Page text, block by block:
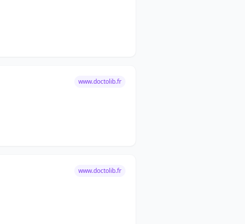
www.doctolib.fr
www.doctolib.fr